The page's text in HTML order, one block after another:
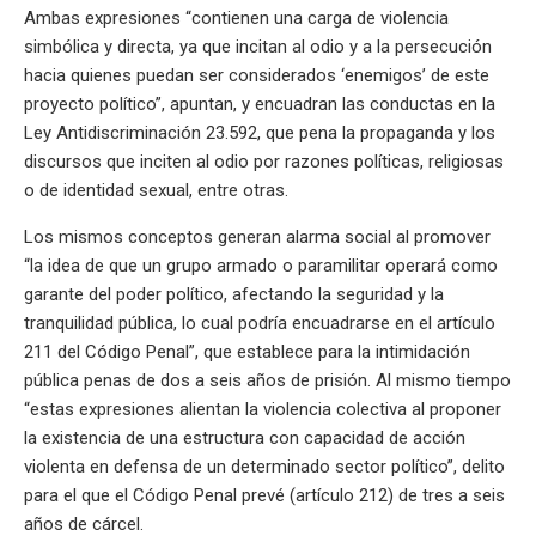
Ambas expresiones “contienen una carga de violencia
simbólica y directa, ya que incitan al odio y a la persecución
hacia quienes puedan ser considerados ‘enemigos’ de este
proyecto político”, apuntan, y encuadran las conductas en la
Ley Antidiscriminación 23.592, que pena la propaganda y los
discursos que inciten al odio por razones políticas, religiosas
o de identidad sexual, entre otras.
Los mismos conceptos generan alarma social al promover
“la idea de que un grupo armado o paramilitar operará como
garante del poder político, afectando la seguridad y la
tranquilidad pública, lo cual podría encuadrarse en el artículo
211 del Código Penal”, que establece para la intimidación
pública penas de dos a seis años de prisión. Al mismo tiempo
“estas expresiones alientan la violencia colectiva al proponer
la existencia de una estructura con capacidad de acción
violenta en defensa de un determinado sector político”, delito
para el que el Código Penal prevé (artículo 212) de tres a seis
años de cárcel.